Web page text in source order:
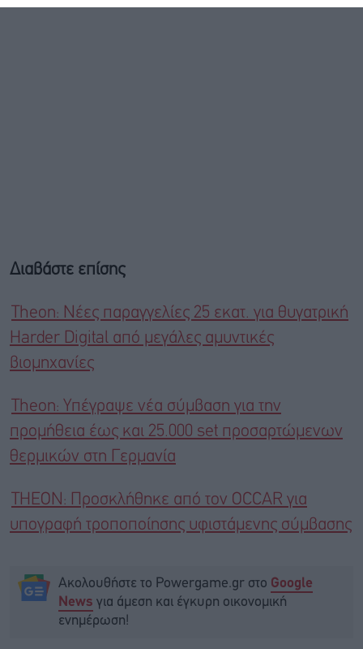
Διαβάστε επίσης
Τheon: Νέες παραγγελίες 25 εκατ. για θυγατρική
Harder Digital από μεγάλες αμυντικές
βιομηχανίες
Theon: Yπέγραψε νέα σύμβαση για την
προμήθεια έως και 25.000 set προσαρτώμενων
θερμικών στη Γερμανία
THEON: Προσκλήθηκε από τον OCCAR για
υπογραφή τροποποίησης υφιστάμενης σύμβασης
Ακολουθήστε το Powergame.gr στο Google
News για άμεση και έγκυρη οικονομική
ενημέρωση!